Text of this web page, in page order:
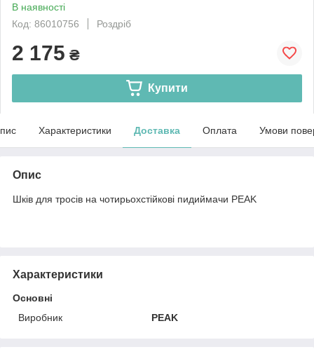
В наявності
Код: 86010756
Роздріб
2 175 ₴
Купити
Характеристики Доставка Оплата Умови
Опис
Шків для тросів на чотирьохстійкові пидиймачи PEAK
Характеристики
Основні
Виробник
PEAK